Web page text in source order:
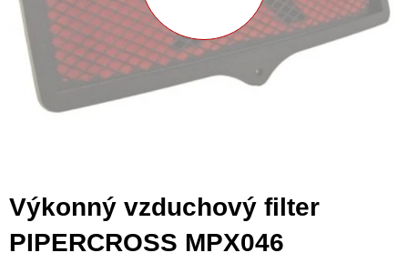
Výkonný vzduchový filter
PIPERCROSS MPX046